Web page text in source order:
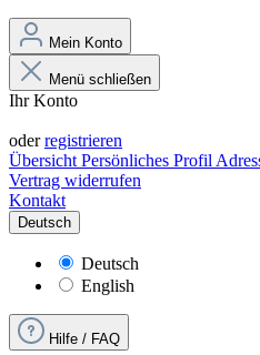
Mein Konto
Menü schließen
Ihr Konto
oderregistrieren
Übersicht Persönliches Profil
Vertrag widerrufen
Kontakt
Deutsch
Deutsch
English
Hilfe / FAQ